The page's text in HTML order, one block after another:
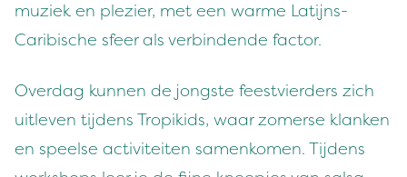
muziek en plezier, met een warme Latijns-
Caribische sfeer als verbindende factor.
Overdag kunnen de jongste feestvierders zich
uitleven tijdens Tropikids, waar zomerse klanken
en speelse activiteiten samenkomen. Tijdens